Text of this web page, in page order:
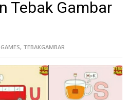
Tebak Gambar
GAMES, TEBAKGAMBAR